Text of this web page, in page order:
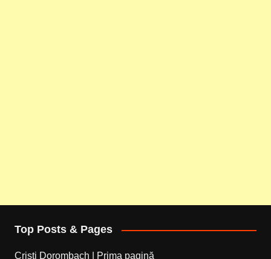
Top Posts & Pages
Cristi Dorombach | Prima pagină